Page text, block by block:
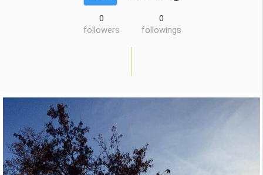
0
followings
0
followers